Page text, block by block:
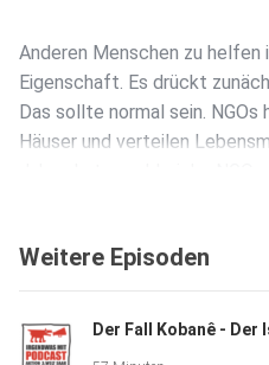
Anderen Menschen zu
Eigenschaft. Es drückt
Das sollte normal sein.
Häuser und verteilen
Geschäftsmodell erklären.
Das ist nicht weiter
Weitere Episoden